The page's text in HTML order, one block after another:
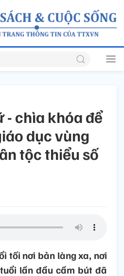
- chìa khóa để
dục vùng
tộc thiểu số
tối nơi bản làng xa, nơi
lần đầu cầm bút đã